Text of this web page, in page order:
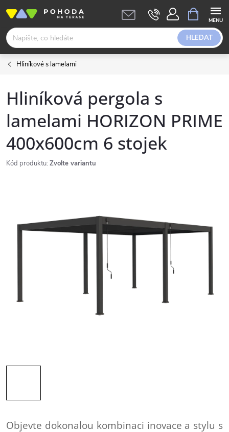
obsah
HLEDAT
NÁKUPNÍ
KOŠÍK
Hliníkové s lamelami
Hliníková pergola s
lamelami HORIZON PRIME
400x600cm 6 stojek
Kód produktu: Zvolte variantu
Objevte dokonalou kombinaci inovace a stylu s